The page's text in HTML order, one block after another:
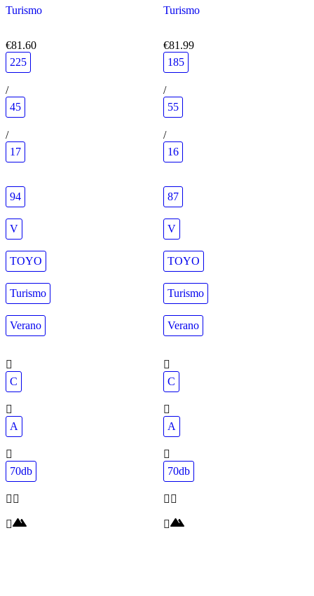
Turismo
€81.60
225
/
45
/
17
94
V
TOYO
Turismo
Verano
C
A
70db
Turismo
€81.99
185
/
55
/
16
87
V
TOYO
Turismo
Verano
C
A
70db